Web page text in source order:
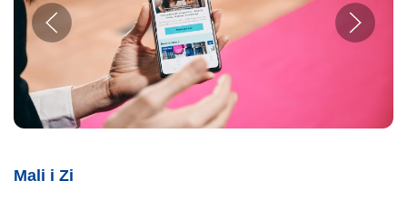
Mali i Zi